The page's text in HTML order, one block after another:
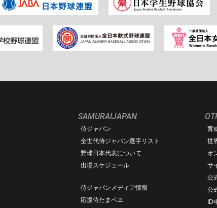
SAMURAIJAPAN
侍ジャパン
全世代侍ジャパン選手リスト
野球日本代表について
出場スケジュール
侍ジャパンメディア情報
応援侍たまベヱ
育
世
オ
サ
公
公
ID